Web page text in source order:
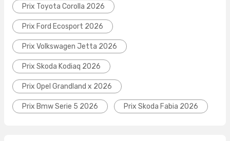
Prix Toyota Corolla 2026
Prix Ford Ecosport 2026
Prix Volkswagen Jetta 2026
Prix Skoda Kodiaq 2026
Prix Opel Grandland x 2026
Prix Bmw Serie 5 2026 Prix Skoda Fabia 2026